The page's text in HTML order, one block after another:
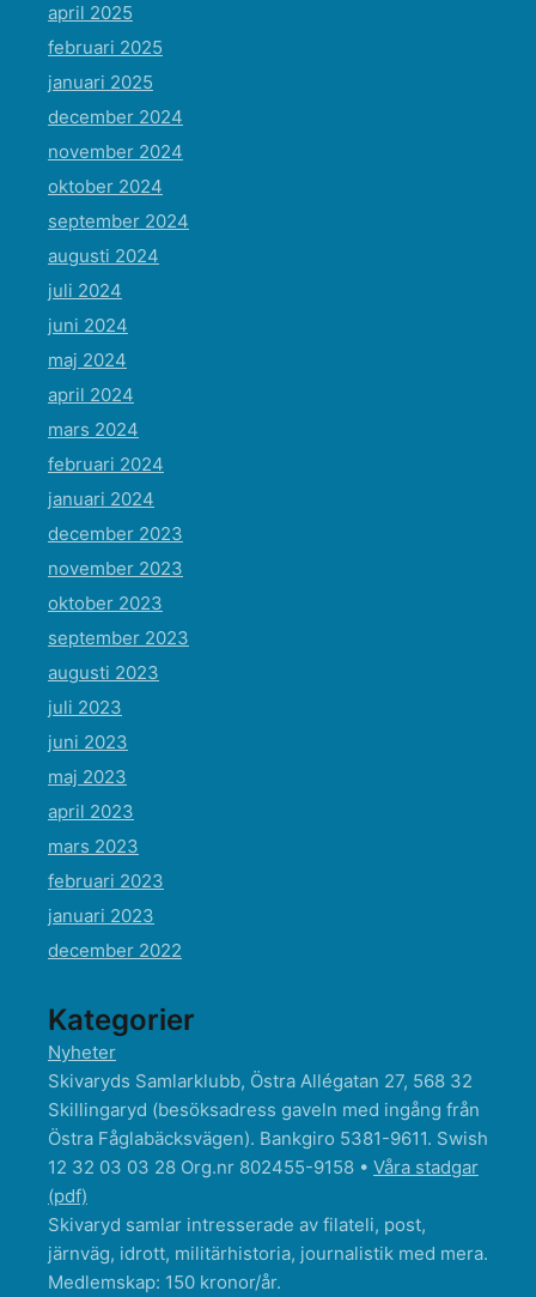
april 2025
februari 2025
januari 2025
december 2024
november 2024
oktober 2024
september 2024
augusti 2024
juli 2024
juni 2024
maj 2024
april 2024
mars 2024
februari 2024
januari 2024
december 2023
november 2023
oktober 2023
september 2023
augusti 2023
juli 2023
juni 2023
maj 2023
april 2023
mars 2023
februari 2023
januari 2023
december 2022
Kategorier
Nyheter
Skivaryds Samlarklubb, Östra Allégatan 27, 568 32
Skillingaryd (besöksadress gaveln med ingång från
Östra Fåglabäcksvägen). Bankgiro 5381-9611. Swish
12 32 03 03 28 Org.nr 802455-9158 • Våra stadgar
(pdf)
Skivaryd samlar intresserade av filateli, post,
järnväg, idrott, militärhistoria, journalistik med mera.
Medlemskap: 150 kronor/år.